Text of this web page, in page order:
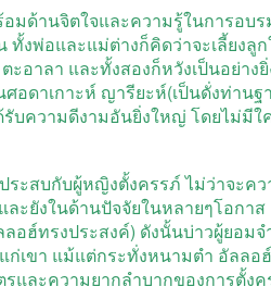
มด้านจิตใจและความรู้ในการอบร
ทั้งพ่อและแม่ต่างก็คิดว่าจะเลี้ยงลู
ตะอาลา และทั้งสองก็หวังเป็นอย่าง
ศอดาเกาะห์ ญารียะห์(เป็นดั่งท่านฐ
รับความดีงามอันยิ่งใหญ่ โดยไม่มีใ
ระสบกับผู้หญิงตั้งครรภ์ ไม่ว่าจะค
และยังในด้านปัจจัยในหลายๆโอกาส
อฮ์ทรงประสงค์) ดังนั้นบ่าวผู้ยอม
เขา แม้แต่กระทั่งหนามตำ อัลลอ
รและความยากลำบากของการตั้ง